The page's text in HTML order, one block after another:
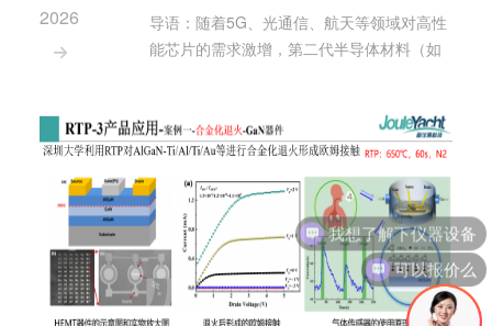
2026

导语：随着5G、光通信、航天等领域对高性
能芯片的需求激增，第二代半导体材料（如
正扮演着“幕后英雄”的角色。今天，我们带
你看懂RTP在第二代半导体中的8大核心···
可以报价么